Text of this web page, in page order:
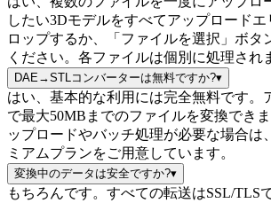
したい3Dモデルをすべてアップロード
ロップするか、「ファイルを選択」ボタ
ください。各ファイルは個別に処理され
DAE→STLコンバーターは無料ですか?▾
はい、基本的な利用には完全無料です。
で最大50MBまでのファイルを変換でき
ップロードやバッチ処理が必要な場合は
ミアムプランをご用意しています。
変換中のデータは安全ですか?▾
もちろんです。すべての転送はSSL/TLS